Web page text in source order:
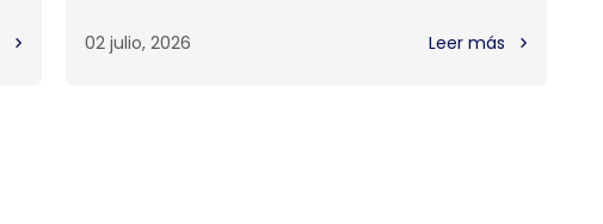
02 julio, 2026 Leer más